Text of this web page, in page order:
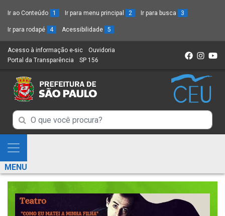
Ir ao Conteúdo 1 Ir para menu principal 2 Ir para busca 3
Ir para rodapé 4 Acessibilidade 5
Acesso à informação e-sic (Link
para
novo
sítio)
Ouvidoria
Portal da Transparência (Link
um
novo
SP 156
Campo
de
Busca
de
informações
Campo
de
de
informações
Mostra
e
Esconde
Menu
MENU